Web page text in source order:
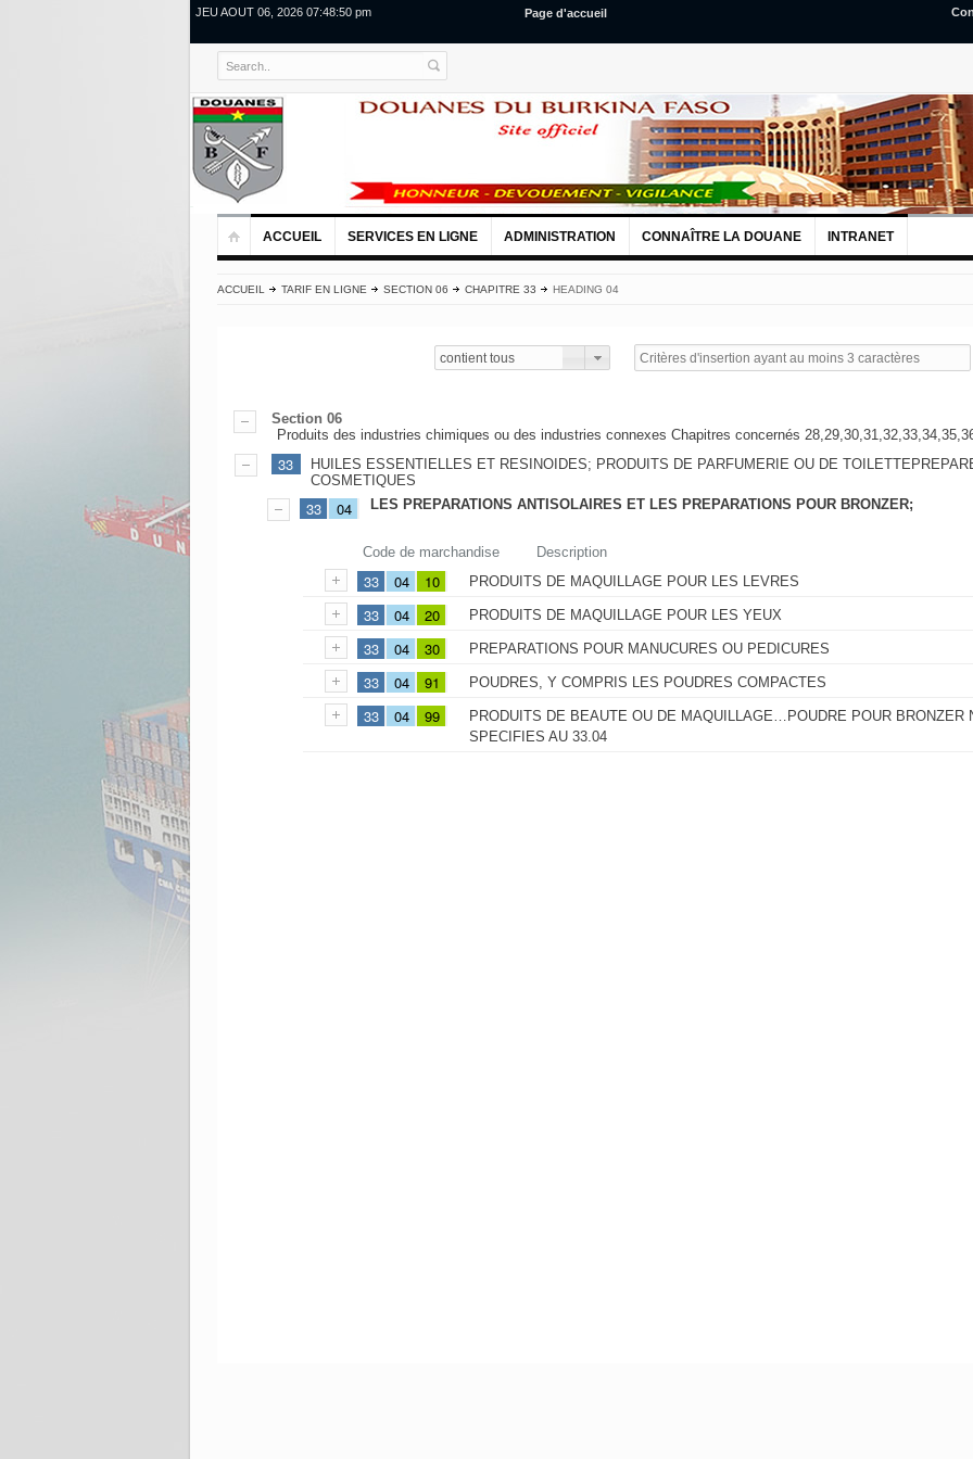
JEU AOUT 06, 2026 07:48:50 pm Page d'accueil
ACCUEIL SERVICES EN LIGNE ADMINISTRATION CONNAÎTRE LA DOUANE INTRANET
ACCUEIL TARIF EN LIGNE SECTION 06 CHAPITRE 33 HEADING 04
contient tous
Section 06
Produits des industries chimiques ou des industries connexes Chapitres concernés
33
HUILES ESSENTIELLES ET RESINOIDES; PRODUITS DE PARFUMERIE OU DE
COSMETIQUES
33 04 LES PREPARATIONS ANTISOLAIRES ET LES PREPARATIONS POUR BRONZER;
Code de marchandise Description
33 04 10 PRODUITS DE MAQUILLAGE POUR LES LEVRES
33 04 20 PRODUITS DE MAQUILLAGE POUR LES YEUX
33 04 30 PREPARATIONS POUR MANUCURES OU PEDICURES
33 04 91 POUDRES, Y COMPRIS LES POUDRES COMPACTES
33 04 99
PRODUITS DE BEAUTE OU DE MAQUILLAGE…POUDRE POUR BRONZER
SPECIFIES AU 33.04